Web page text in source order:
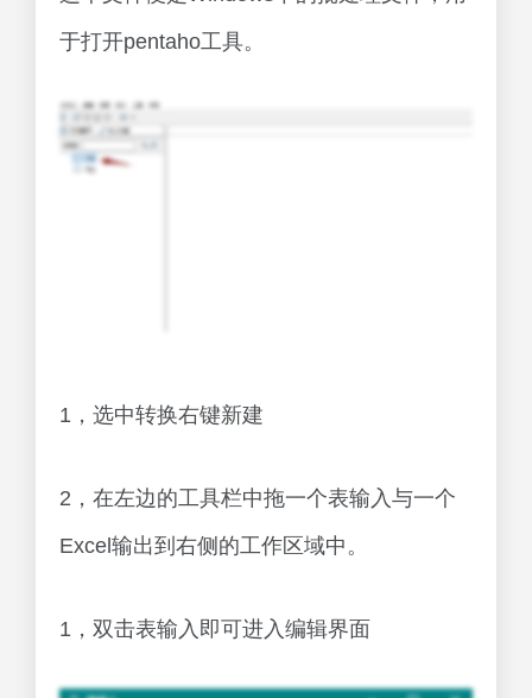
于打开pentaho工具。
1，选中转换右键新建
2，在左边的工具栏中拖一个表输入与一个
Excel输出到右侧的工作区域中。
1，双击表输入即可进入编辑界面